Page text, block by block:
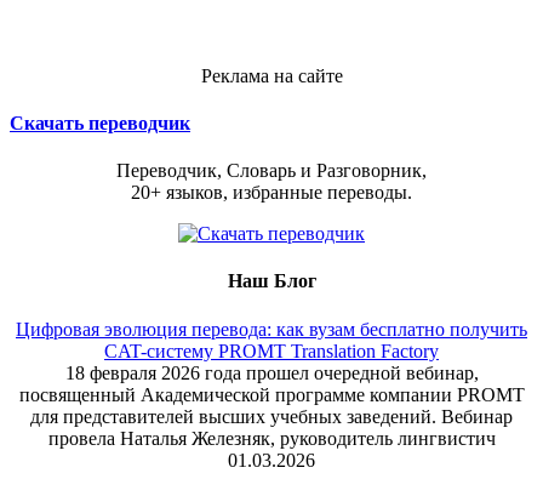
Реклама на сайте
Скачать переводчик
Переводчик, Словарь и Разговорник,
20+ языков, избранные переводы.
Наш Блог
Цифровая эволюция перевода: как вузам бесплатно получить
CAT-систему PROMT Translation Factory
18 февраля 2026 года прошел очередной вебинар,
посвященный Академической программе компании PROMT
для представителей высших учебных заведений. Вебинар
провела Наталья Железняк, руководитель лингвистич
01.03.2026